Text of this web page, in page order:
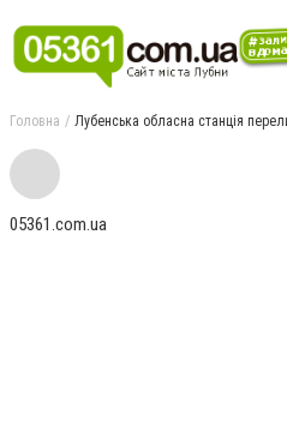
Головна Лубенська обласна станція
05361.com.ua